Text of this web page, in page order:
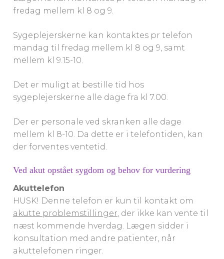
fredag mellem kl 8 og 9.
Sygeplejerskerne kan kontaktes pr telefon
mandag til fredag mellem kl 8 og 9, samt
mellem kl 9.15-10.
Det er muligt at bestille tid hos
sygeplejerskerne alle dage fra kl 7.00.
Der er personale ved skranken alle dage
mellem kl 8-10. Da dette er i telefontiden, kan
der forventes ventetid.
Ved akut opstået sygdom og behov for vurdering
Akuttelefon
HUSK! Denne telefon er kun til kontakt om
akutte problemstillinger , der ikke kan vente til
næst kommende hverdag. Lægen sidder i
konsultation med andre patienter, når
akuttelefonen ringer.